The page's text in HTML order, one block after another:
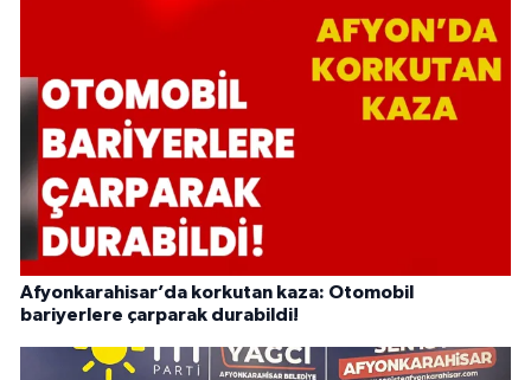
Afyonkarahisar’da korkutan kaza: Otomobil
bariyerlere çarparak durabildi!